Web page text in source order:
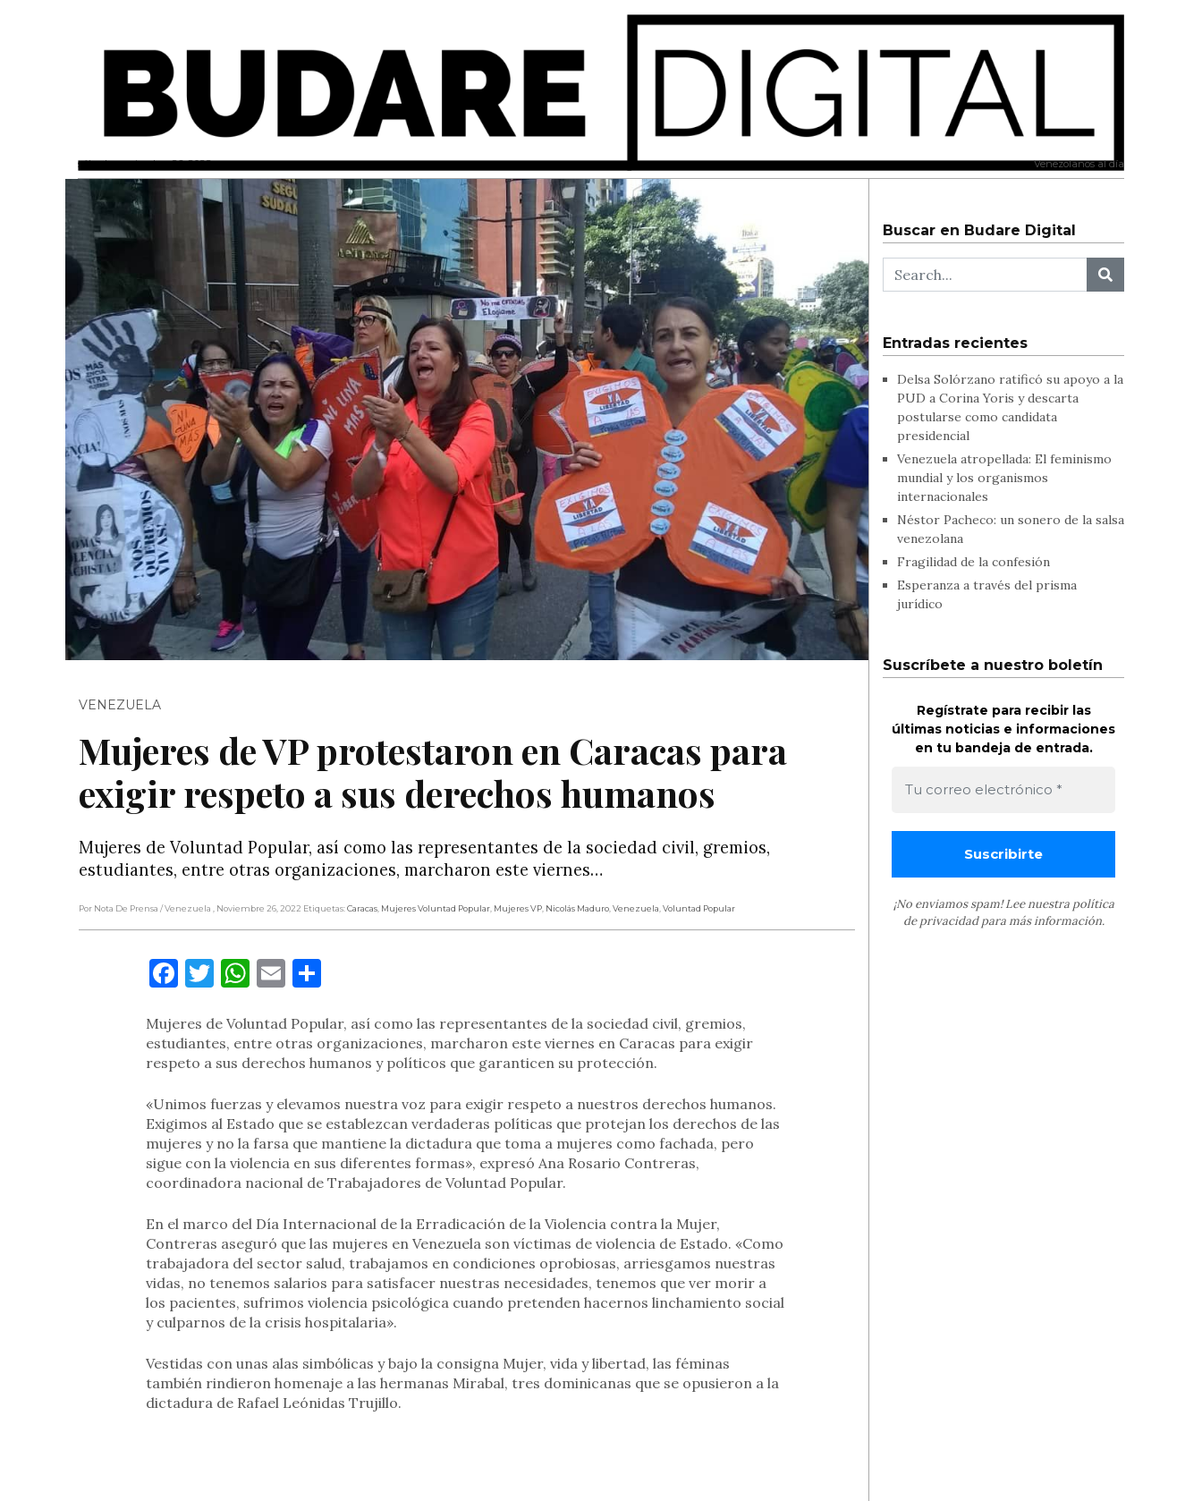
sábado, noviembre 26, 2022 Venezolanos al día
VENEZUELA
Mujeres de VP protestaron en Caracas para
exigir respeto a sus derechos humanos
Mujeres de Voluntad Popular, así como las representantes de la sociedad civil, gremios,
estudiantes, entre otras organizaciones, marcharon este viernes…
Por Nota De Prensa / Venezuela , Noviembre 26, 2022 Etiquetas:Caracas, Mujeres Voluntad Popular, Mujeres VP, Nicolás Maduro,Venezuela,Voluntad Popular
Facebook
Twitter
WhatsApp
EmailCompartir
Mujeres de Voluntad Popular, así como las representantes de la sociedad civil, gremios,
estudiantes, entre otras organizaciones, marcharon este viernes en Caracas para exigir
respeto a sus derechos humanos y políticos que garanticen su protección.
«Unimos fuerzas y elevamos nuestra voz para exigir respeto a nuestros derechos humanos.
Exigimos al Estado que se establezcan verdaderas políticas que protejan los derechos de las
mujeres y no la farsa que mantiene la dictadura que toma a mujeres como fachada, pero
sigue con la violencia en sus diferentes formas», expresó Ana Rosario Contreras,
coordinadora nacional de Trabajadores de Voluntad Popular.
En el marco del Día Internacional de la Erradicación de la Violencia contra la Mujer,
Contreras aseguró que las mujeres en Venezuela son víctimas de violencia de Estado. «Como
trabajadora del sector salud, trabajamos en condiciones oprobiosas, arriesgamos nuestras
vidas, no tenemos salarios para satisfacer nuestras necesidades, tenemos que ver morir a
los pacientes, sufrimos violencia psicológica cuando pretenden hacernos linchamiento social
y culparnos de la crisis hospitalaria».
Vestidas con unas alas simbólicas y bajo la consigna Mujer, vida y libertad, las féminas
también rindieron homenaje a las hermanas Mirabal, tres dominicanas que se opusieron a la
dictadura de Rafael Leónidas Trujillo.
Buscar en Budare Digital
Entradas recientes
Delsa Solórzano ratificó su apoyo a la
PUD a Corina Yoris y descarta
postularse como candidata
presidencial
Venezuela atropellada: El feminismo
mundial y los organismos
internacionales
Néstor Pacheco: un sonero de la salsa
venezolana
Fragilidad de la confesión
Esperanza a través del prisma
jurídico
Suscríbete a nuestro boletín
Regístrate para recibir las
últimas noticias e informaciones
en tu bandeja de entrada.
¡No enviamos spam! Lee nuestra política
de privacidadpara más información.